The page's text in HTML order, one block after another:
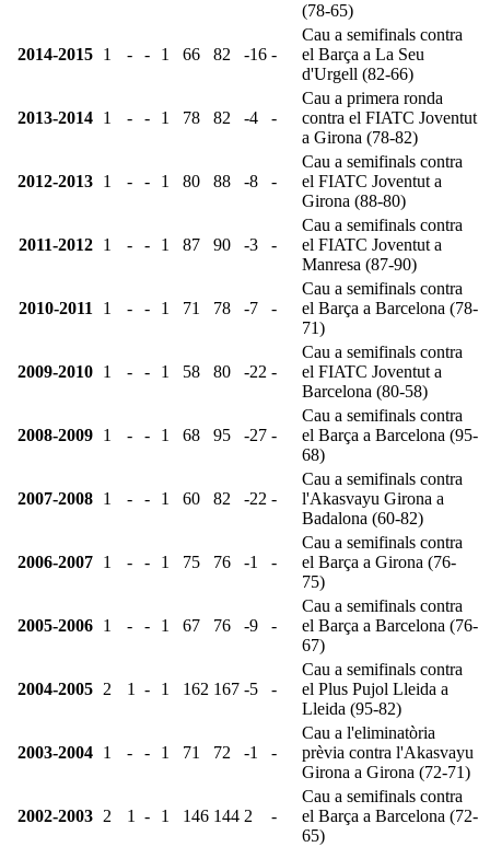
(78-65)
2014-2015 1 - - 1 66 82 -16 -
Cau a semifinals contra
el Barça a La Seu
d'Urgell (82-66)
2013-2014 1 - - 1 78 82 -4 -
Cau a primera ronda
contra el FIATC Joventut
a Girona (78-82)
2012-2013 1 - - 1 80 88 -8 -
Cau a semifinals contra
el FIATC Joventut a
Girona (88-80)
2011-2012 1 - - 1 87 90 -3 -
Cau a semifinals contra
el FIATC Joventut a
Manresa (87-90)
2010-2011 1 - - 1 71 78 -7 -
Cau a semifinals contra
el Barça a Barcelona (78-
71)
2009-2010 1 - - 1 58 80 -22 -
Cau a semifinals contra
el FIATC Joventut a
Barcelona (80-58)
2008-2009 1 - - 1 68 95 -27 -
Cau a semifinals contra
el Barça a Barcelona (95-
68)
2007-2008 1 - - 1 60 82 -22 -
Cau a semifinals contra
l'Akasvayu Girona a
Badalona (60-82)
2006-2007 1 - - 1 75 76 -1 -
Cau a semifinals contra
el Barça a Girona (76-
75)
2005-2006 1 - - 1 67 76 -9 -
Cau a semifinals contra
el Barça a Barcelona (76-
67)
2004-2005 2 1 - 1 162 167 -5 -
Cau a semifinals contra
el Plus Pujol Lleida a
Lleida (95-82)
2003-2004 1 - - 1 71 72 -1 -
Cau a l'eliminatòria
prèvia contra l'Akasvayu
Girona a Girona (72-71)
2002-2003 2 1 - 1 146 144 2 -
Cau a semifinals contra
el Barça a Barcelona (72-
65)